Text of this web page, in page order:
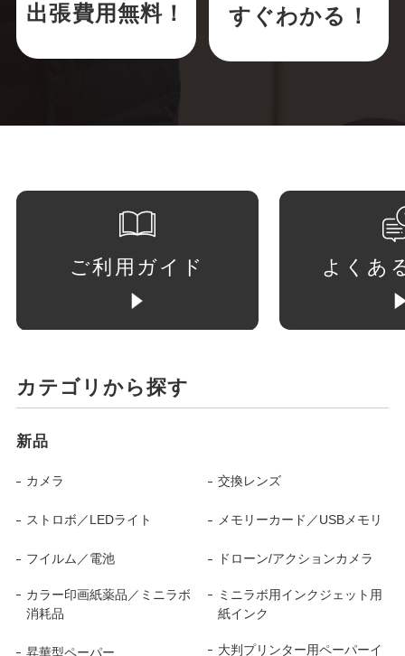
出張費用無料！ すぐわかる！
ご利用ガイド よくあ
カテゴリから探す
新品
カメラ 交換レンズ
ストロボ／LEDライト メモリーカード／USBメモリ
フイルム／電池 ドローン/アクションカメラ
カラー印画紙薬品／ミニラボ
消耗品
ミニラボ用インクジェット用
紙インク
昇華型ペーパー 大判プリンター用ペーパーイ